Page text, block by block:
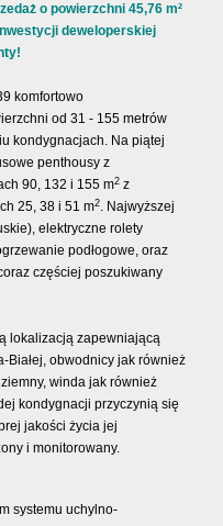
o powierzchni 45,76 m²
deweloperskiej
!
komfortowo
od 31 - 155 metrów
kondygnacjach. Na piątej
penthousy z
90, 132 i 155 m2 z
25, 38 i 51 m2. Najwyższej
elektryczne rolety
podłogowe, oraz
częściej poszukiwany
lokalizacją zapewniającą
Białej, obwodnicy jak również
winda jak również
kondygnacji przyczynią się
jakości życia jej
i monitorowany.
systemu uchylno-